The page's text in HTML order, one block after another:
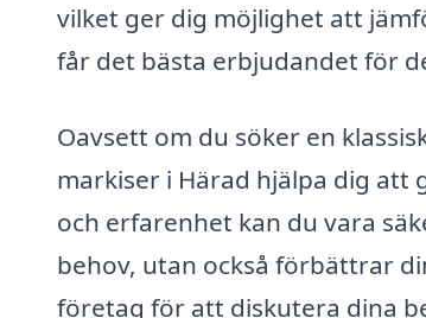
vilket ger dig möjlighet att
får det bästa erbjudandet för
Oavsett om du söker en
markiser i Härad hjälpa dig att
och erfarenhet kan du vara
behov, utan också förbättrar
företag för att diskutera dina